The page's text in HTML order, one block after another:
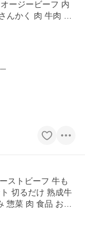
ージービーフ 内
んかく 肉 牛肉 ご
ストビーフ 牛も
切るだけ 熟成牛
惣菜 肉 食品 お祝